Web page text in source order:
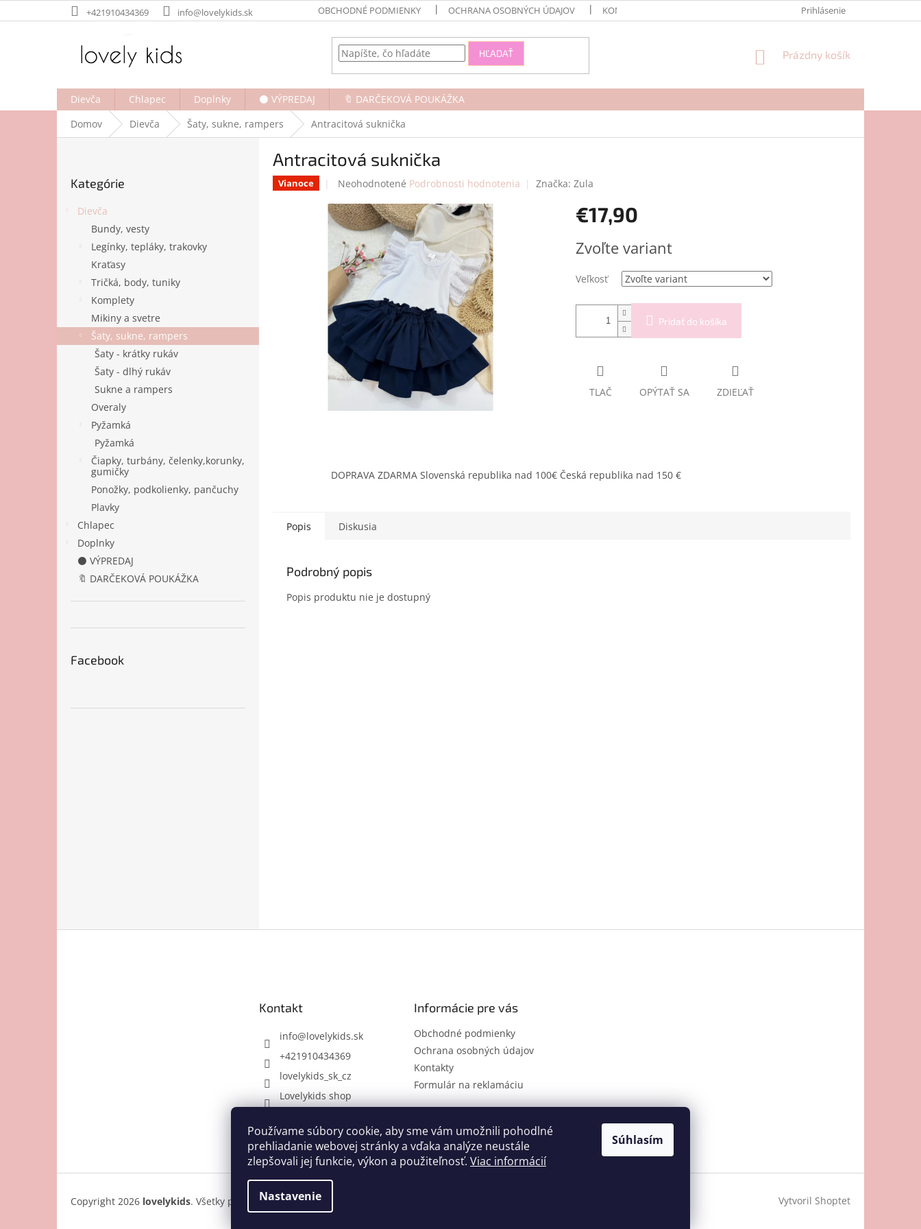
Používame súbory cookie, aby sme vám umožnili pohodlné
prehliadanie webovej stránky a vďaka analýze neustále
zlepšovali jej funkcie, výkon a použiteľnosť. Viac informácií
Nastavenie
Súhlasím
na
+421910434369 info@lovelykids.sk OBCHODNÉ PODMIENKY OCHRANA OSOBNÝCH ÚDAJOV KONTAKTY Prihlásenie
HĽADAŤ
NÁKUPNÝ
Prázdny košík
Dievča Chlapec Doplnky ⚫ VÝPREDAJ
🔖 DARČEKOVÁ POUKÁŽKA
Domov
Dievča Šaty, sukne, rampers Antracitová suknička
kategórie
Kategórie
Dievča
Bundy, vesty
Legínky, tepláky, trakovky
Kraťasy
Tričká, body, tuniky
Komplety
Mikiny a svetre
Šaty, sukne, rampers
Šaty - krátky rukáv
Šaty - dlhý rukáv
Sukne a rampers
Overaly
Pyžamká
Pyžamká
Čiapky, turbány, čelenky,korunky,
gumičky
Ponožky, podkolienky, pančuchy
Plavky
Chlapec
Doplnky
⚫ VÝPREDAJ
🔖 DARČEKOVÁ POUKÁŽKA
Facebook
Antracitová suknička
Vianoce
Priemerné
produktu
je
0,0
5
hviezdičiek.
Neohodnotené Podrobnosti hodnotenia Značka: Zula
€17,90
cena:
Zvoľte variant
Veľkosť
Pridať do košíka
TLAČ OPÝTAŤ SA ZDIEĽAŤ
DOPRAVA ZDARMA Slovenská republika nad 100€ Česká republika nad 150 €
Popis Diskusia
Podrobný popis
Popis produktu nie je dostupný
Kontakt
info@lovelykids.sk
+421910434369
lovelykids_sk_cz
Lovelykids shop
Informácie pre vás
Obchodné podmienky
Ochrana osobných údajov
Kontakty
Formulár na reklamáciu
Kontakty Novinky
Vytvoril Shoptet
Copyright 2026 lovelykids. Všetky práva vyhradené.